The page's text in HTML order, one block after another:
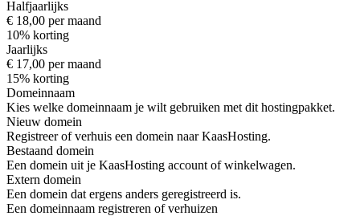
Halfjaarlijks
€ 18,00 per maand
10% korting
Jaarlijks
€ 17,00 per maand
15% korting
Domeinnaam
Kies welke domeinnaam je wilt gebruiken met dit hostingpakket.
Nieuw domein
Registreer of verhuis een domein naar KaasHosting.
Bestaand domein
Een domein uit je KaasHosting account of winkelwagen.
Extern domein
Een domein dat ergens anders geregistreerd is.
Een domeinnaam registreren of verhuizen